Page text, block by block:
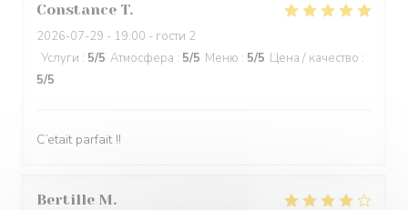
Constance T
2026-07-29 - 19:00 - гости 2
Услуги : 5/5 Атмосфера : 5/5 Меню : 5/5 Цена / качество :
5/5
C’etait parfait !!
Bertille M